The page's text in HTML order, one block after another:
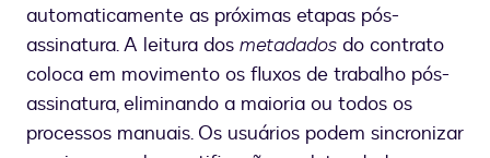
automaticamente as próximas etapas pós-
assinatura. A leitura dos metadados do contrato
coloca em movimento os fluxos de trabalho pós-
assinatura, eliminando a maioria ou todos os
processos manuais. Os usuários podem sincronizar